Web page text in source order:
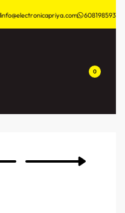
info@electronicapriya.com 608198593
0